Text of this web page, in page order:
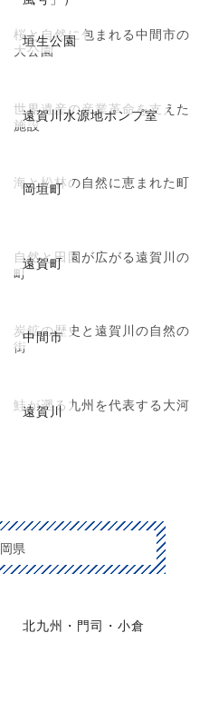
垣生公園
桜と自然に包まれる中間市の
大公園
遠賀川水源地ポンプ室
世界遺産の産業革命を支えた
施設
岡垣町
海と松林の自然に恵まれた町
遠賀町
自然と田園が広がる遠賀川の
町
中間市
炭鉱の歴史と遠賀川の自然の
街
遠賀川
鮭が遡る九州を代表する大河
県
北九州・門司・小倉